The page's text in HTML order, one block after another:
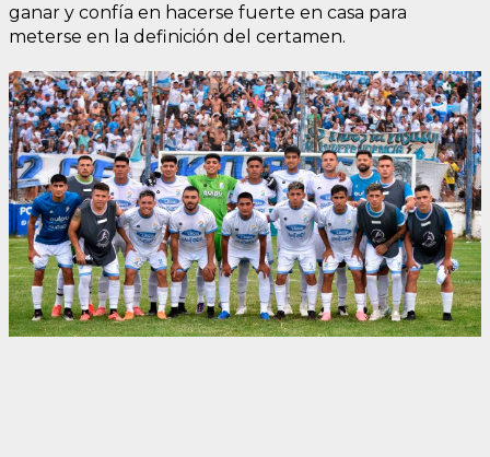
ganar y confía en hacerse fuerte en casa para
meterse en la definición del certamen.